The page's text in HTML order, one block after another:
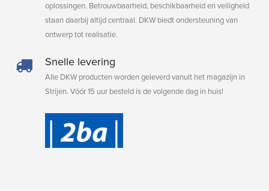
oplossingen. Betrouwbaarheid, beschikbaarheid en veiligheid
staan daarbij altijd centraal. DKW biedt ondersteuning van
ontwerp tot realisatie.
Snelle levering
Alle DKW producten worden geleverd vanuit het magazijn in
Strijen. Vóór 15 uur besteld is de volgende dag in huis!